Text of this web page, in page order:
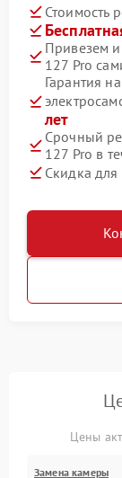
Стоимость
Привезем и
127 Pro
Гарантия
лет
Срочный
127 Pro в
Скидка для
Цены
Замена камеры